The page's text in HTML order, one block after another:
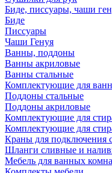
Биде, писсуары, чаши
Биде
Писсуары
Чаши Генуя
Ванны, поддоны
Ванны акриловые
Ванны стальные
Комплектующие для
Поддоны стальные
Поддоны акриловые
Комплектующие для
Комплектующие для
Краны для подключения
Шланги сливные и
Мебель для ванных